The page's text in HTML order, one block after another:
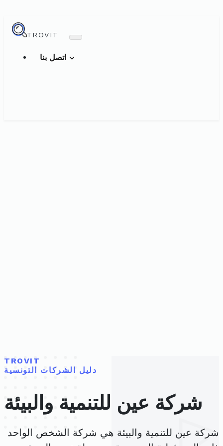
TROVIT
TROVIT
دليل الشركات التونسية
شركة عين للتنمية والبيئة
شركة عين للتنمية والبيئة هي شركة الشخص الواحد